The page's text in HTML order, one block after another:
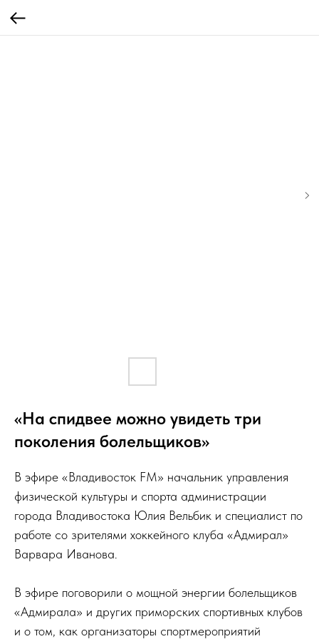
«На спидвее можно увидеть три
поколения болельщиков»
В эфире «Владивосток FM» начальник управления
физической культуры и спорта администрации
города Владивостока Юлия Вельбик и специалист по
работе со зрителями хоккейного клуба «Адмирал»
Варвара Иванова.
В эфире поговорили о мощной энергии болельщиков
«Адмирала» и других приморских спортивных клубов
и о том, как организаторы спортмероприятий